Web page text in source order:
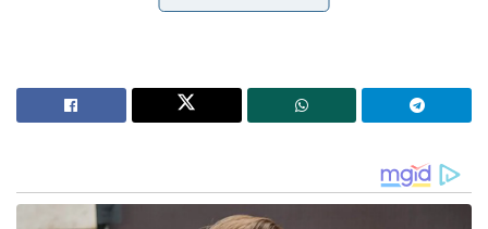
ഉപയോഗിച്ചതാകാം വോൺ മരിക്കാൻ
കാരണമെന്നാണ് വിവരം . കാമാഗ്ര എന്ന ലൈംഗിക
സമീപംഉണ്ടായിരുന്നതായാണ് വിവരം. വോണിന്‍റെ
മരണ വിവരമറിഞ്ഞ് സ്ഥലത്തെത്തിയ